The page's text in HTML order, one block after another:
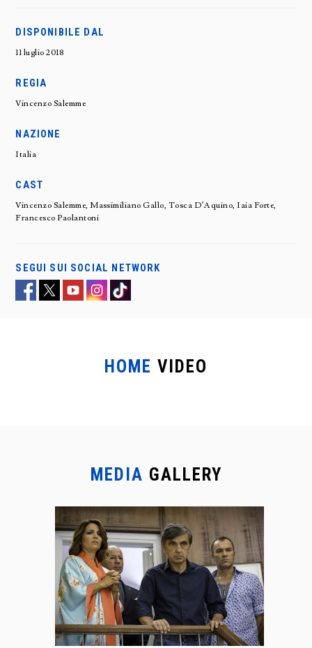
DISPONIBILE DAL
11 luglio 2018
REGIA
Vincenzo Salemme
NAZIONE
Italia
CAST
Vincenzo Salemme, Massimiliano Gallo, Tosca D’Aquino, Iaia Forte,
Francesco Paolantoni
SEGUI SUI SOCIAL NETWORK
HOME VIDEO
MEDIA GALLERY